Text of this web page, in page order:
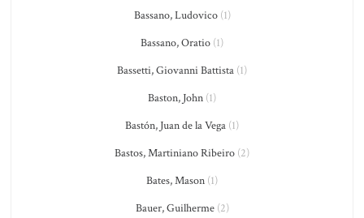
Bassano, Ludovico(1)
Bassano, Oratio (1)
Bassetti, Giovanni Battista (1)
Baston, John (1)
Bastón, Juan de la Vega (1)
Bastos, Martiniano Ribeiro (2)
Bates, Mason (1)
Bauer, Guilherme(2)